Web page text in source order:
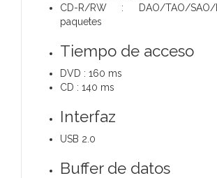
CD-R/RW : DAO/TAO/
paquetes
Tiempo de acceso
DVD : 160 ms
CD : 140 ms
Interfaz
USB 2.0
Buffer de datos